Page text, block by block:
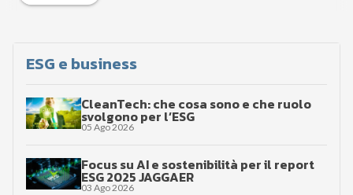
ESG e business
CleanTech: che cosa sono e che ruolo
svolgono per l’ESG
05 Ago 2026
Focus su AI e sostenibilità per il report
ESG 2025 JAGGAER
03 Ago 2026